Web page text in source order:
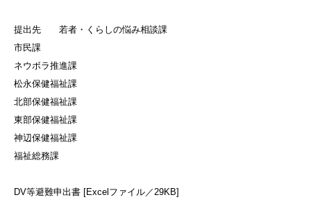
提出先 若者・くらしの悩み相談課
市民課
ネウボラ推進課
松永保健福祉課
北部保健福祉課
東部保健福祉課
神辺保健福祉課
福祉総務課
DV等避難申出書 [Excelファイル／29KB]